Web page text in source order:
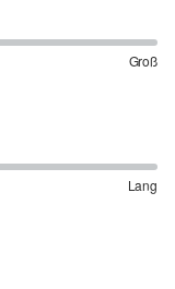
Groß
Lang